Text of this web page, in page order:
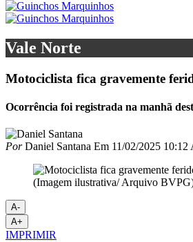
Vale Norte
Motociclista fica gravemente
Ocorrência foi registrada na manhã
PorDaniel Santana Em 11/02/2025 10:12
(Imagem ilustrativa/ Arquivo
A-
A+
IMPRIMIR